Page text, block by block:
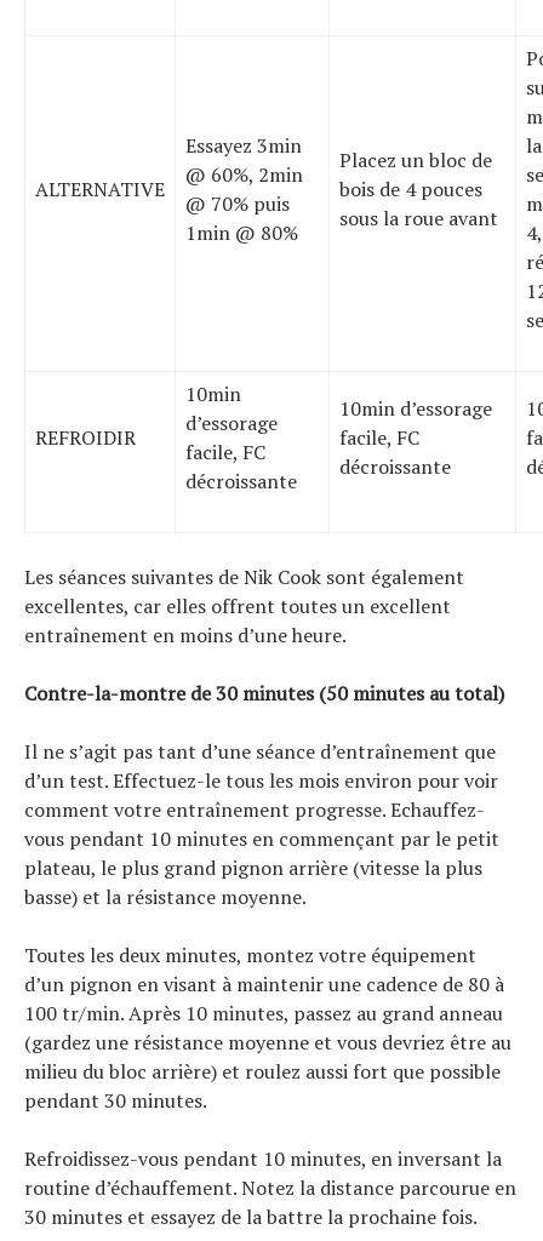
ALTERNATIVE
Essayez 3min
@ 60%, 2min
@ 70% puis
1min @ 80%
Placez un bloc de
bois de 4 pouces
sous la roue avant
REFROIDIR
10min
d’essorage
facile, FC
décroissante
10min d’essorage
facile, FC
décroissante
Les séances suivantes de Nik Cook sont également
excellentes, car elles offrent toutes un excellent
entraînement en moins d’une heure.
Contre-la-montre de 30 minutes (50 minutes au total)
Il ne s’agit pas tant d’une séance d’entraînement que
d’un test. Effectuez-le tous les mois environ pour voir
comment votre entraînement progresse. Echauffez-
vous pendant 10 minutes en commençant par le petit
plateau, le plus grand pignon arrière (vitesse la plus
basse) et la résistance moyenne.
Toutes les deux minutes, montez votre équipement
d’un pignon en visant à maintenir une cadence de 80 à
100 tr/min. Après 10 minutes, passez au grand anneau
(gardez une résistance moyenne et vous devriez être au
milieu du bloc arrière) et roulez aussi fort que possible
pendant 30 minutes.
Refroidissez-vous pendant 10 minutes, en inversant la
routine d’échauffement. Notez la distance parcourue en
30 minutes et essayez de la battre la prochaine fois.